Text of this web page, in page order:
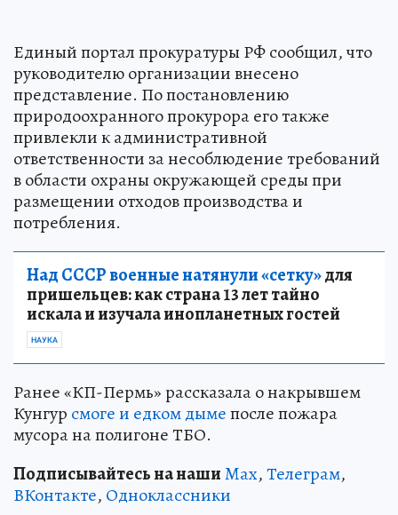
Единый портал прокуратуры РФ сообщил, что
руководителю организации внесено
представление. По постановлению
природоохранного прокурора его также
привлекли к административной
ответственности за несоблюдение требований
в области охраны окружающей среды при
размещении отходов производства и
потребления.
Над СССР военные натянули «сетку»для
пришельцев: как страна 13 лет тайно
искала и изучала инопланетных гостей
НАУКА
Ранее «КП-Пермь» рассказала о накрывшем
Кунгур смоге и едком дымепосле пожара
мусора на полигоне ТБО.
Подписывайтесь на нашиMax,Телеграм,
ВКонтакте, Одноклассники